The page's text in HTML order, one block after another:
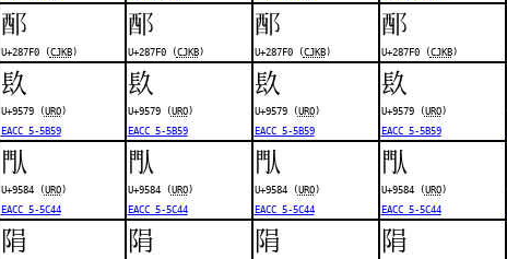
𨟰
U+287F0 (CJKB)
𨟰
U+287F0 (CJKB)
𨟰
U+287F0 (CJKB)
𨟰
U+287F0 (CJKB)
镹
U+9579 (URO)
EACC 5-5B59
镹
U+9579 (URO)
EACC 5-5B59
镹
U+9579 (URO)
EACC 5-5B59
镹
U+9579 (URO)
EACC 5-5B59
閄
U+9584 (URO)
EACC 5-5C44
閄
U+9584 (URO)
EACC 5-5C44
閄
U+9584 (URO)
EACC 5-5C44
閄
U+9584 (URO)
EACC 5-5C44
䧎 䧎 䧎 䧎